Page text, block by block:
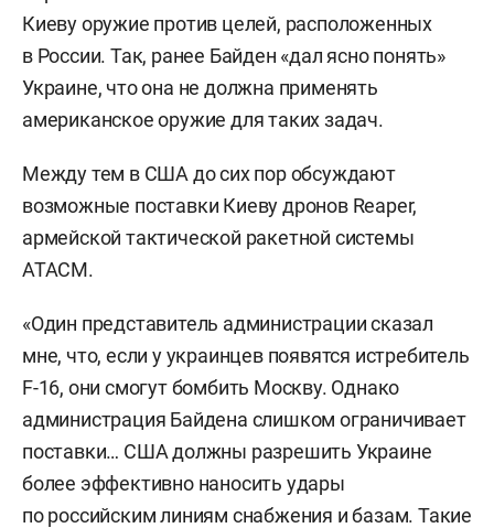
Киеву оружие против целей, расположенных
в России. Так, ранее Байден «дал ясно понять»
Украине, что она не должна применять
американское оружие для таких задач.
Между тем в США до сих пор обсуждают
возможные поставки Киеву дронов Reaper,
армейской тактической ракетной системы
ATACM.
«Один представитель администрации сказал
мне, что, если у украинцев появятся истребитель
F-16, они смогут бомбить Москву. Однако
администрация Байдена слишком ограничивает
поставки… США должны разрешить Украине
более эффективно наносить удары
по российским линиям снабжения и базам. Такие